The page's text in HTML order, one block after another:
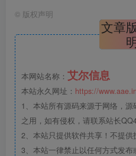
© 版权声明
文章
本网站名称： 艾尔信息
本站永久网址： https://
1、本站所有源码来源于网络，
之用，如有侵权，请联系站长
2、本站只提供软件共享！不提供
3、本站一律禁止以任何方式发